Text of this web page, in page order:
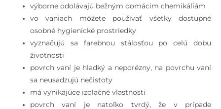
výborne odolávajú bežným domácim chemikáliám
vo vaniach môžete používať všetky dostupné
osobné hygienické prostriedky
vyznačujú sa farebnou stálosťou po celú dobu
životnosti
povrch vaní je hladký a neporézny, na povrchu vaní
sa neusadzujú nečistoty
má vynikajúce izolačné vlastnosti
povrch vaní je natoľko tvrdý, že v prípade